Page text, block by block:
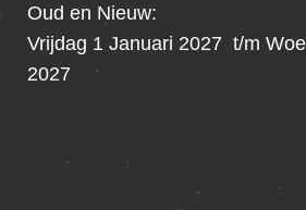
Oud en Nieuw:
Vrijdag 1 Januari 2027 t/m
2027